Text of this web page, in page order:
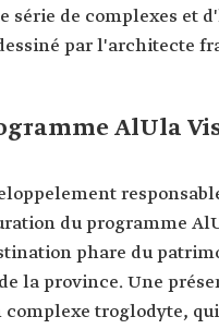
série de complexes et
par l'architecte
AlUla
du programme
phare du
la province. Une
troglodyte,